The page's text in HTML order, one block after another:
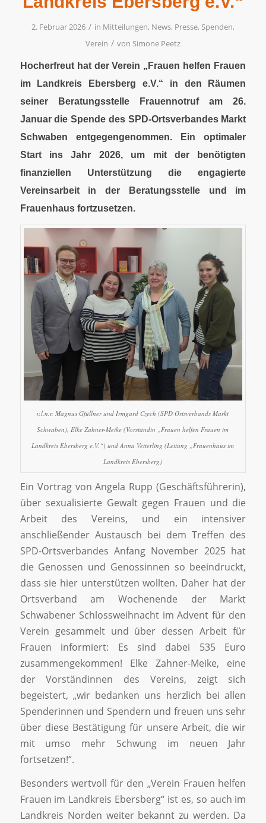
2. Februar 2026 / in Mitteilungen, News, Presse, Spenden,
Verein / von Simone Peetz
Hocherfreut hat der Verein „Frauen helfen Frauen
im Landkreis Ebersberg e.V.“ in den Räumen
seiner Beratungsstelle Frauennotruf am 26.
Januar die Spende des SPD-Ortsverbandes Markt
Schwaben entgegengenommen. Ein optimaler
Start ins Jahr 2026, um mit der benötigten
finanziellen Unterstützung die engagierte
Vereinsarbeit in der Beratungsstelle und im
Frauenhaus fortzusetzen.
v.l.n.r. Magnus Gfüllner und Irmgard Czech (SPD Ortsverbands Markt
Schwaben), Elke Zahner-Meike (Vorständin „Frauen helfen Frauen im
Landkreis Ebersberg e.V.“) und Anna Vetterling (Leitung „Frauenhaus im
Landkreis Ebersberg)
Ein Vortrag von Angela Rupp (Geschäftsführerin),
über sexualisierte Gewalt gegen Frauen und die
Arbeit des Vereins, und ein intensiver
anschließender Austausch bei dem Treffen des
SPD-Ortsverbandes Anfang November 2025 hat
die Genossen und Genossinnen so beeindruckt,
dass sie hier unterstützen wollten. Daher hat der
Ortsverband am Wochenende der Markt
Schwabener Schlossweihnacht im Advent für den
Verein gesammelt und über dessen Arbeit für
Frauen informiert: Es sind dabei 535 Euro
zusammengekommen! Elke Zahner-Meike, eine
der Vorständinnen des Vereins, zeigt sich
begeistert, „wir bedanken uns herzlich bei allen
Spenderinnen und Spendern und freuen uns sehr
über diese Bestätigung für unsere Arbeit, die wir
mit umso mehr Schwung im neuen Jahr
fortsetzen!“.
Besonders wertvoll für den „Verein Frauen helfen
Frauen im Landkreis Ebersberg“ ist es, so auch im
Landkreis Norden weiter bekannt zu werden. Da